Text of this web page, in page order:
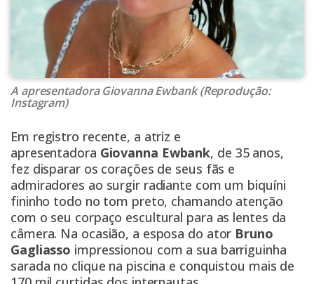
A apresentadora Giovanna Ewbank (Reprodução:
Instagram)
Em registro recente, a atriz e
apresentadora Giovanna Ewbank, de 35 anos,
fez disparar os corações de seus fãs e
admiradores ao surgir radiante com um biquíni
fininho todo no tom preto, chamando atenção
com o seu corpaço escultural para as lentes da
câmera. Na ocasião, a esposa do ator Bruno
Gagliasso impressionou com a sua barriguinha
sarada no clique na piscina e conquistou mais de